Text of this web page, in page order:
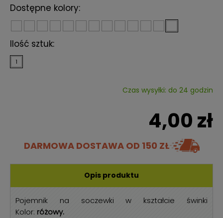
Dostępne kolory:
Ilość sztuk:
1
Czas wysyłki: do 24 godzin
4,00 zł
DARMOWA DOSTAWA OD 150 ZŁ
Opis produktu
Pojemnik na soczewki w kształcie świnki
Kolor: różowy.